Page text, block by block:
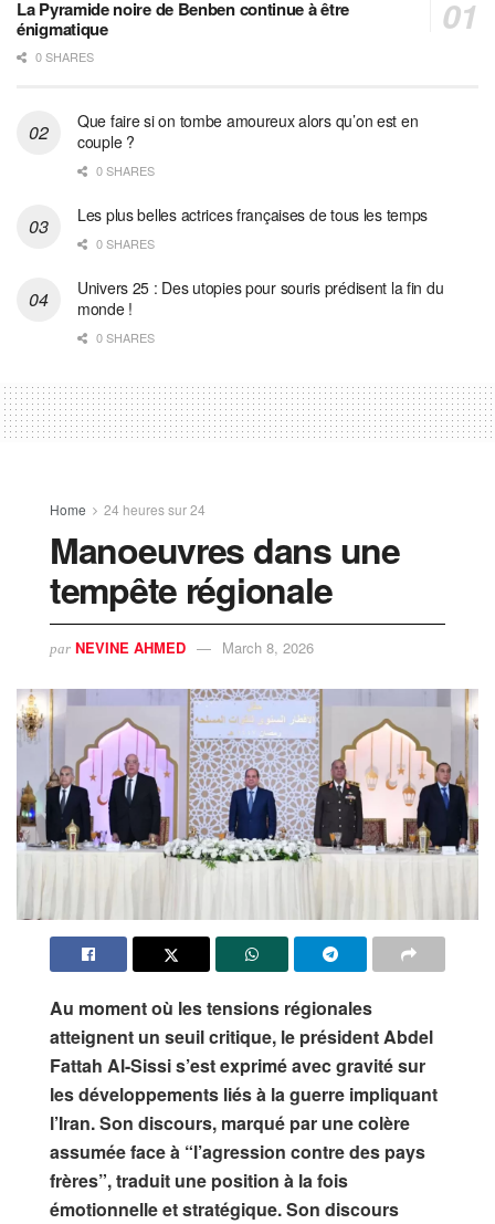
La Pyramide noire de Benben continue à être
énigmatique
0 SHARES
Que faire si on tombe amoureux alors qu’on est en
couple ?
0 SHARES
Les plus belles actrices françaises de tous les temps
0 SHARES
Univers 25 : Des utopies pour souris prédisent la fin du
monde !
0 SHARES
Home 24 heures sur 24
Manoeuvres dans une
tempête régionale
par NEVINE AHMED March 8, 2026
Au moment où les tensions régionales
atteignent un seuil critique, le président Abdel
Fattah Al-Sissi s’est exprimé avec gravité sur
les développements liés à la guerre impliquant
l’Iran. Son discours, marqué par une colère
assumée face à “l’agression contre des pays
frères”, traduit une position à la fois
émotionnelle et stratégique. Son discours